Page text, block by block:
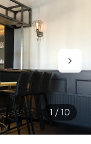
1 / 10